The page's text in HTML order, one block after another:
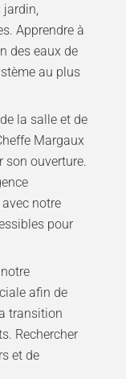
jardin,
Apprendre à
des eaux de
au plus
la salle et de
Margaux
son ouverture.
notre
pour
afin de
transition
Rechercher
et de